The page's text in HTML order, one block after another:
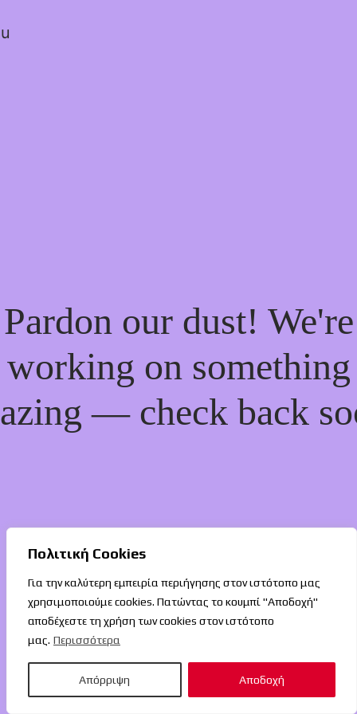
Πολιτική Cookies
Για την καλύτερη εμπειρία περιήγησης στον ιστότοπο μας
χρησιμοποιούμε cookies. Πατώντας το κουμπί "Αποδοχή"
αποδέχεστε τη χρήση των cookies στον ιστότοπο
μας. Περισσότερα
Απόρριψη Αποδοχή
Pardon our dust! We're
working on something
— check back